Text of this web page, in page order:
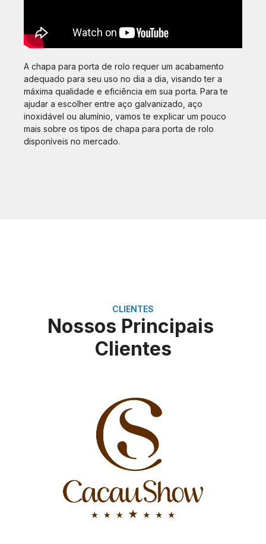
A chapa para porta de rolo requer um acabamento
adequado para seu uso no dia a dia, visando ter a
máxima qualidade e eficiência em sua porta. Para te
ajudar a escolher entre aço galvanizado, aço
inoxidável ou alumínio, vamos te explicar um pouco
mais sobre os tipos de chapa para porta de rolo
disponíveis no mercado.
CLIENTES
Nossos Principais
Clientes